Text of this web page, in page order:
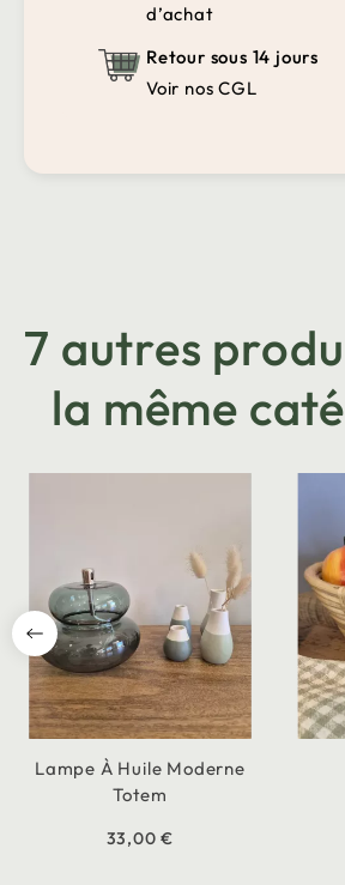
d’achat
Retour sous 14 jours
Voir nos CGL
7 autres
la même
Lampe À Huile Moderne
Totem
33,00 €